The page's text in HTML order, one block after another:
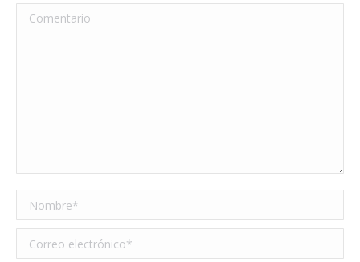
Comentario
Nombre *
Correo electrónico *